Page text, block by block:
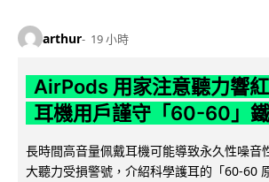
arthur 19 小時
AirPods 用家注意聽力響
耳機用戶謹守「60-60」
長時間高音量佩戴耳機可能導致永久性噪音
大聽力受損警號，介紹科學護耳的「60-60